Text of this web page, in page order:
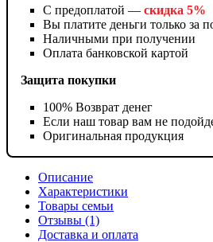
С предоплатой — скидка 5%
Вы платите деньги только за
Наличными при получении
Оплата банковской картой
Защита покупки
100% Возврат денег
Если наш товар вам не
Оригинальная продукция
Описание
Характеристики
Товары семьи
Отзывы (1)
Доставка и оплата